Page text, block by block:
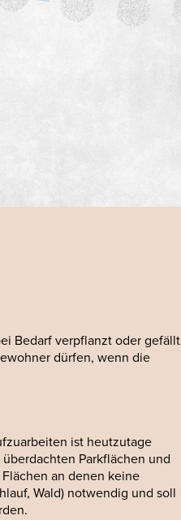
Bedarf verpflanzt oder gefällt
dürfen, wenn die
ist heutzutage
Parkflächen und
an denen keine
Wald) notwendig und soll